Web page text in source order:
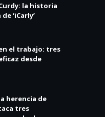
la historia
‘iCarly’
el trabajo: tres
desde
herencia de
tres